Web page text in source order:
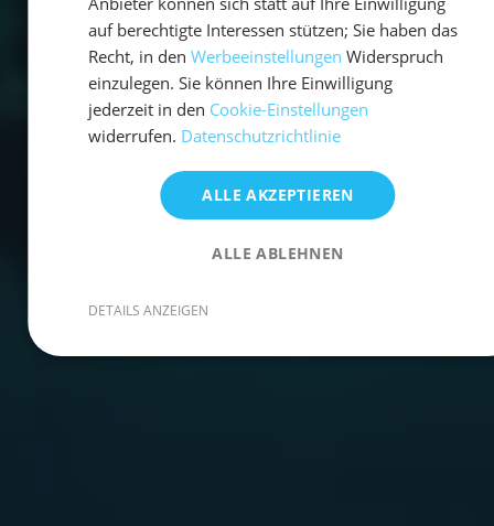
auf berechtigte Interessen stützen; Sie haben das
Recht, in den Werbeeinstellungen Widerspruch
einzulegen. Sie können Ihre Einwilligung
jederzeit in den Cookie-Einstellungen
widerrufen. Datenschutzrichtlinie
ALLE AKZEPTIEREN
ALLE ABLEHNEN
DETAILS ANZEIGEN